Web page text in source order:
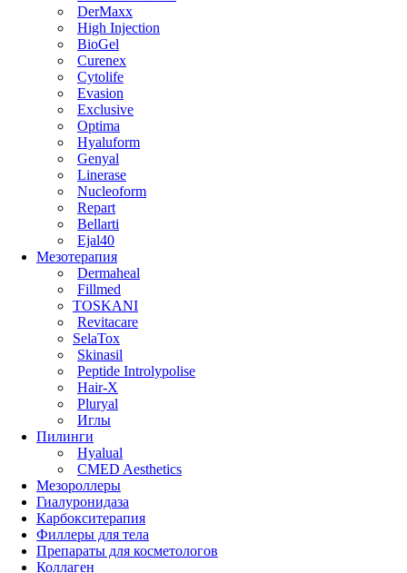
DerMaxx
High Injection
BioGel
Curenex
Cytolife
Evasion
Exclusive
Optima
Hyaluform
Genyal
Linerase
Nucleoform
Repart
Bellarti
Ejal40
Мезотерапия
Dermaheal
Fillmed
TOSKANI
Revitacare
SelaTox
Skinasil
Peptide Introlypolise
Hair-X
Pluryal
Иглы
Пилинги
Hyalual
CMED Aesthetics
Мезороллеры
Гиалуронидаза
Карбокситерапия
Филлеры для тела
Препараты для косметологов
Коллаген